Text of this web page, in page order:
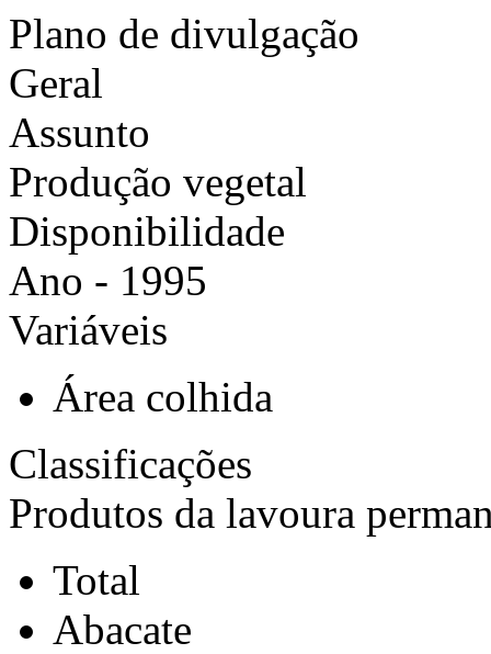
Plano de divulgação
Geral
Assunto
Produção vegetal
Disponibilidade
Ano - 1995
Variáveis
Área colhida
Classificações
Produtos da lavoura
Total
Abacate